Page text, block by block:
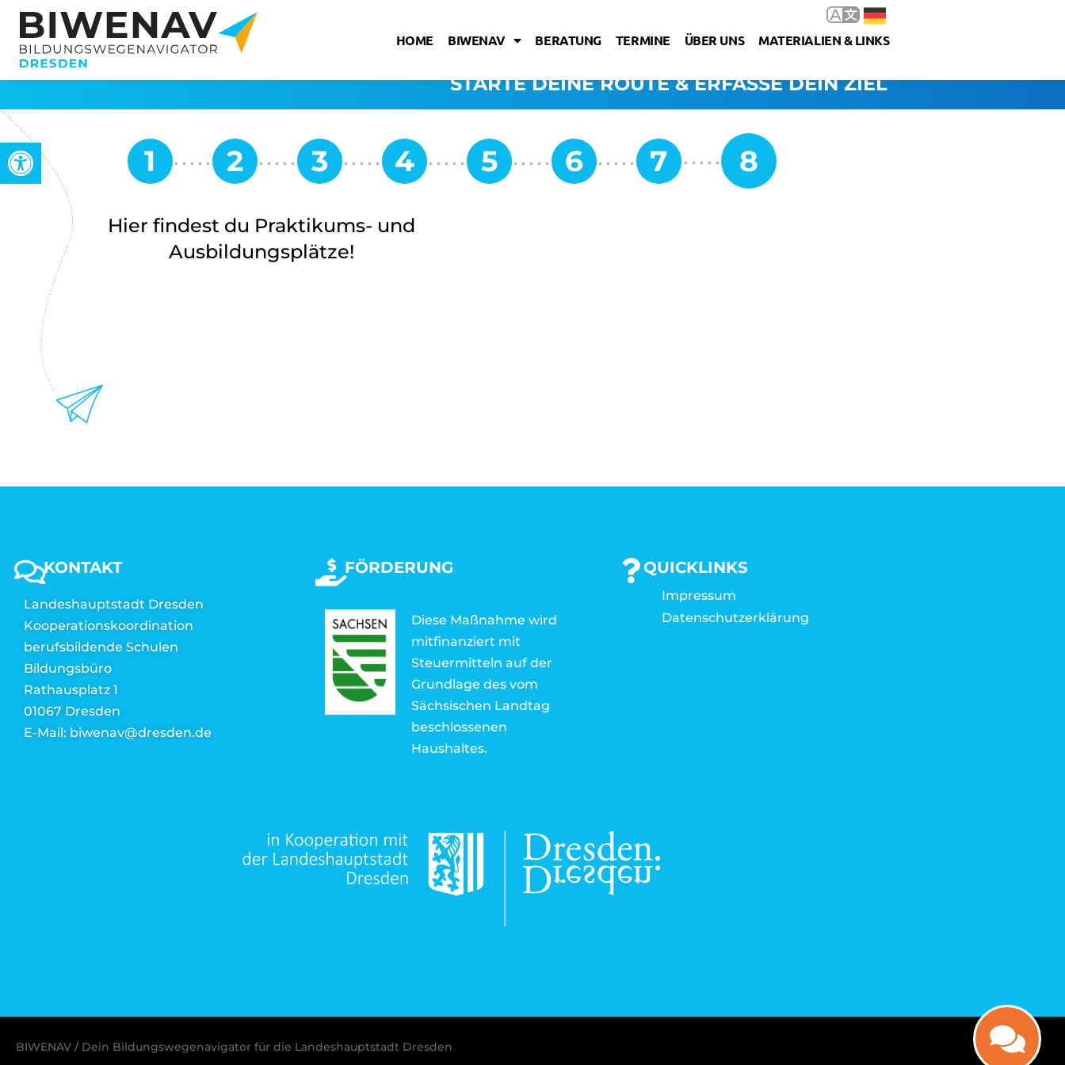
Werkzeugleiste öffnen
HOME BIWENAV BERATUNG TERMINE ÜBER UNS MATERIALIEN & LINKS
STARTE DEINE ROUTE & ERFASSE DEIN ZIEL
Hier findest du Praktikums- und
Ausbildungsplätze!
KONTAKT
Landeshauptstadt Dresden
Kooperationskoordination
berufsbildende Schulen
Bildungsbüro
Rathausplatz 1
01067 Dresden
E-Mail: biwenav@dresden.de
FÖRDERUNG
Diese Maßnahme wird
mitfinanziert mit
Steuermitteln auf der
Grundlage des vom
Sächsischen Landtag
beschlossenen
Haushaltes.
QUICKLINKS
Impressum
Datenschutzerklärung
BIWENAV / Dein Bildungswegenavigator für die Landeshauptstadt Dresden